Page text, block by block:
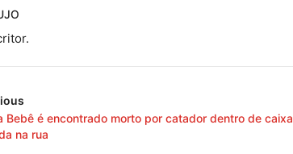
Bebê é encontrado morto por catador dentro de caixa
na rua